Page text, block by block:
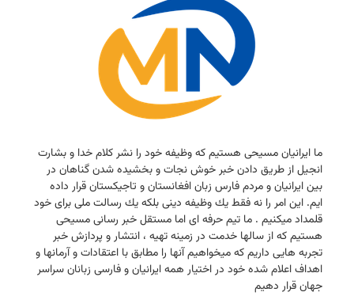
ما ایرانیان مسیحی هستیم كه وظیفه خود را نشر كلام خدا و بشارت
انجیل از طریق دادن خبر خوش نجات و بخشیده شدن گناهان در
بین ایرانیان و مردم فارس زبان افغانستان و تاجیكستان قرار داده
ایم. این امر را نه فقط یك وظیفه دینی بلكه یك رسالت ملی برای خود
قلمداد میكنیم . ما تیم حرفه ای اما مستقل خبر رسانی مسیحی
هستیم كه از سالها خدمت در زمینه تهیه ، انتشار و پردازش خبر
تجربه هایی داریم كه میخواهیم آنها را مطابق با اعتقادات و آرمانها و
اهداف اعلام شده خود در اختیار همه ایرانیان و فارسی زبانان سراسر
جهان قرار دهیم